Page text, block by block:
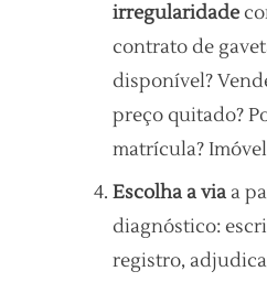
irregularidade
contrato de
disponível?
preço quitado?
matrícula?
Escolha a via a
diagnóstico:
registro,